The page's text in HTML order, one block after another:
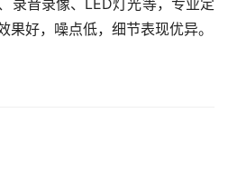
录音录像、 LED灯光等，专业定
好，噪点低，细节表现优异。